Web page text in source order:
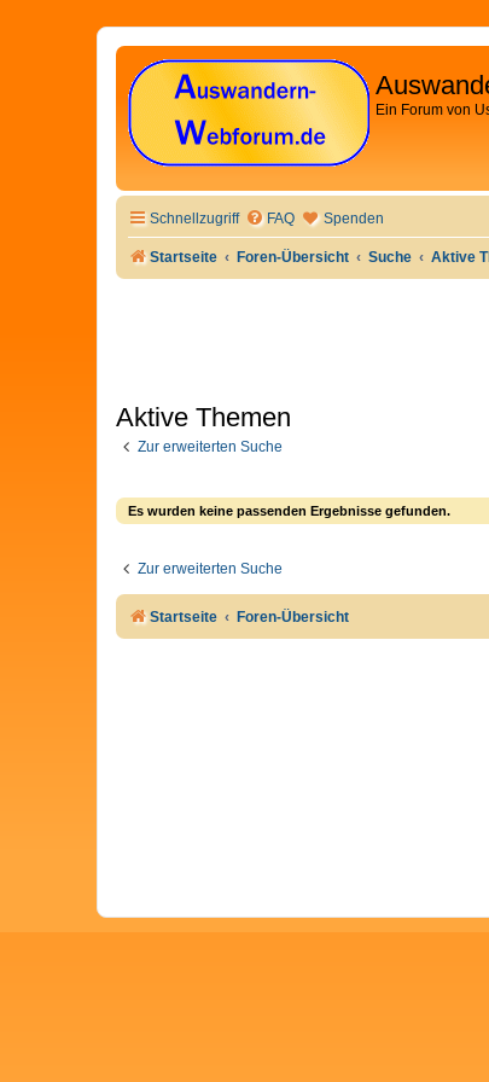
Ein Forum von
Schnellzugriff FAQ Spenden
Startseite Foren-Übersicht Suche Aktive
Aktive Themen
Zur erweiterten Suche
Es wurden keine passenden Ergebnisse gefunden.
Zur erweiterten Suche
Startseite Foren-Übersicht